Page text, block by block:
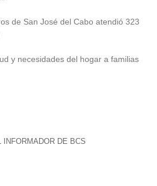
de San José del Cabo atendió 323
y necesidades del hogar a familias
INFORMADOR DE BCS